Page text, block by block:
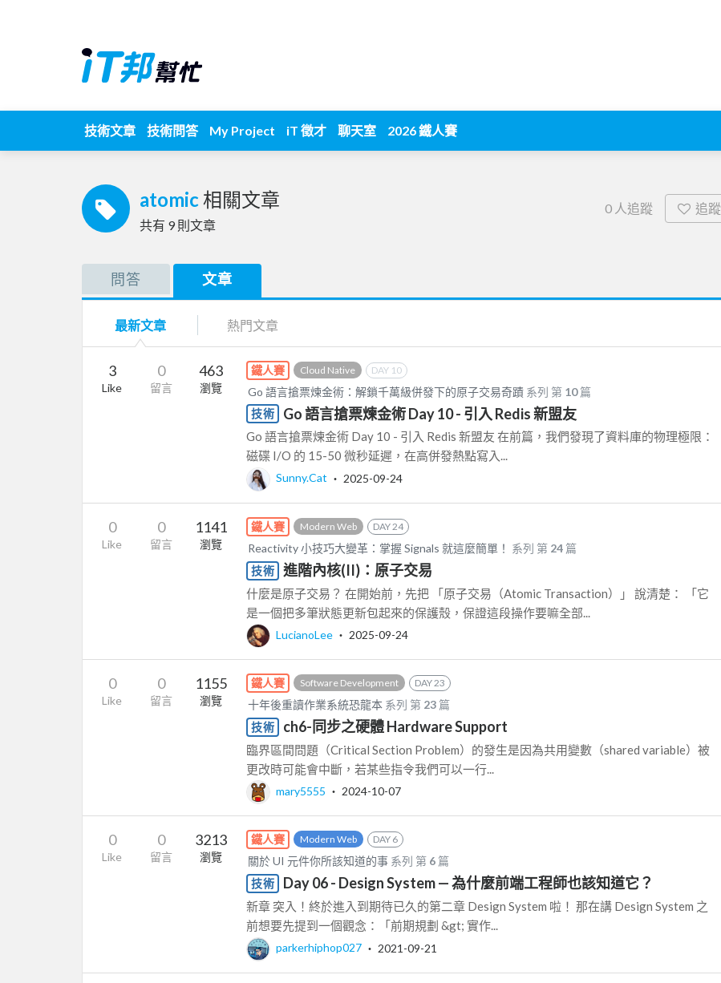
技術文章 技術問答 My Project iT 徵才 聊天室 2026 鐵人賽
atomic 相關文章
共有 9 則文章
0 人追蹤 追蹤
問答 文章
最新文章 熱門文章
3
Like
0
留言
463
瀏覽
鐵人賽 Cloud Native DAY 10
Go 語言搶票煉金術：解鎖千萬級併發下的原子交易奇蹟 系列 第 10篇
技術
Go 語言搶票煉金術 Day 10 - 引入 Redis 新盟友
Go 語言搶票煉金術 Day 10 - 引入 Redis 新盟友 在前篇，我們發現了資料庫的物理極限：
磁碟 I/O 的 15-50 微秒延遲，在高併發熱點寫入...
Sunny.Cat ‧ 2025-09-24
0
Like
0
留言
1141
瀏覽
鐵人賽 Modern Web DAY 24
Reactivity 小技巧大變革：掌握 Signals 就這麼簡單！ 系列 第 24 篇
技術
進階內核(II)：原子交易
什麼是原子交易？ 在開始前，先把 「原子交易（Atomic Transaction）」 說清楚： 「它
是一個把多筆狀態更新包起來的保護殼，保證這段操作要嘛全部...
LucianoLee ‧ 2025-09-24
0
Like
0
留言
1155
瀏覽
鐵人賽 Software Development DAY 23
十年後重讀作業系統恐龍本 系列 第 23 篇
技術
ch6-同步之硬體 Hardware Support
臨界區間問題（Critical Section Problem）的發生是因為共用變數（shared variable）被
更改時可能會中斷，若某些指令我們可以一行...
mary5555 ‧ 2024-10-07
0
Like
0
留言
3213
瀏覽
鐵人賽 Modern Web DAY 6
關於 UI 元件你所該知道的事 系列 第 6 篇
技術
Day 06 - Design System — 為什麼前端工程師也該知道它？
新章 突入！終於進入到期待已久的第二章 Design System 啦！ 那在講 Design System 之
前想要先提到一個觀念：「前期規劃 &gt; 實作...
parkerhiphop027 ‧ 2021-09-21